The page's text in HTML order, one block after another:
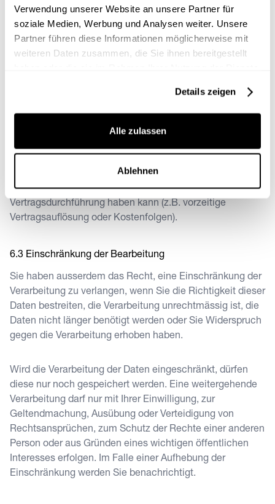
Verwendung unserer Website an unsere Partner für
soziale Medien, Werbung und Analysen weiter. Unsere
Partner führen diese Informationen möglicherweise mit
weiteren Daten zusammen, die Sie ihnen bereitgestellt
Details zeigen
Alle zulassen
Ablehnen
Gründe für die Verlängerung genannt.
Löschung und Berichtigung
Erlaubnistatbestand entgegenstehen.
Umständen im Konflikt mit vertraglichen Vereinbarungen
stehen und entsprechende Auswirkungen auf die
Vertragsdurchführung haben kann (z.B. vorzeitige
Vertragsauflösung oder Kostenfolgen).
Einschränkung der Bearbeitung
Sie haben ausserdem das Recht, eine Einschränkung der
Verarbeitung zu verlangen, wenn Sie die Richtigkeit dieser
Daten bestreiten, die Verarbeitung unrechtmässig ist, die
Daten nicht länger benötigt werden oder Sie Widerspruch
gegen die Verarbeitung erhoben haben.
Wird die Verarbeitung der Daten eingeschränkt, dürfen
diese nur noch gespeichert werden. Eine weitergehende
Verarbeitung darf nur mit Ihrer Einwilligung, zur
Geltendmachung, Ausübung oder Verteidigung von
Rechtsansprüchen, zum Schutz der Rechte einer anderen
Person oder aus Gründen eines wichtigen öffentlichen
Interesses erfolgen. Im Falle einer Aufhebung der
Einschränkung werden Sie benachrichtigt.